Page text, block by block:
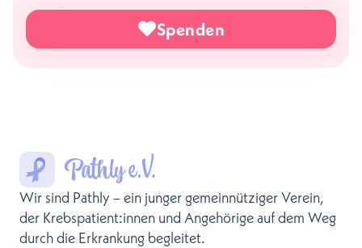
Spenden
Wir sind Pathly – ein junger gemeinnütziger Verein,
der Krebspatient:innen und Angehörige auf dem Weg
durch die Erkrankung begleitet.